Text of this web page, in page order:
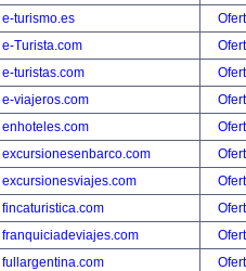
e-turismo.es
e-Turista.com
e-turistas.com
e-viajeros.com
enhoteles.com
excursionesenbarco.com
excursionesviajes.com
fincaturistica.com
franquiciadeviajes.com
fullargentina.com